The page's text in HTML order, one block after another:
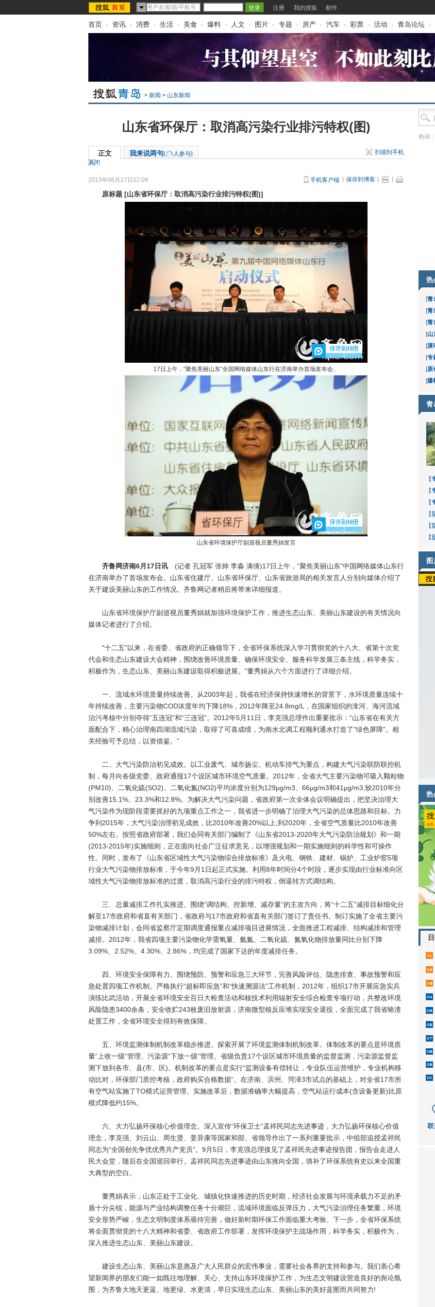
注册 我的搜狐 邮件
首页 - 资讯 - 消费 - 生活 - 美食 - 爆料 - 人文 - 图片 - 专题 - 房产 - 汽车 - 彩票 - 活动 - 青岛论坛 -
> 新闻 > 山东新闻
山东省环保厅：取消高污染行业排污特权(图)
正文 我来说两句( 人参与)
扫描到手机
关闭
2013年06月17日22:09
手机客户端 保存到博客
原标题 [山东省环保厅：取消高污染行业排污特权(图)]
2
17日上午，“聚焦美丽山东”全国网络媒体山东行在济南举办首场发布会。
2
山东省环境保护厅副巡视员董秀娟发言
齐鲁网济南6月17日讯 (记者 孔冠军 张帅 李淼 满倩)17日上午，“聚焦美丽山东”中国网络媒体山东行
在济南举办了首场发布会。山东省住建厅、山东省环保厅、山东省旅游局的相关发言人分别向媒体介绍了
关于建设美丽山东的工作情况。齐鲁网记者稍后将带来详细报道。
山东省环境保护厅副巡视员董秀娟就加强环境保护工作，推进生态山东、美丽山东建设的有关情况向
媒体记者进行了介绍。
"十二五"以来，在省委、省政府的正确领导下，全省环保系统深入学习贯彻党的十八大、省第十次党
代会和生态山东建设大会精神，围绕改善环境质量、确保环境安全、服务科学发展三条主线，科学务实，
积极作为，生态山东、美丽山东建设取得积极进展。”董秀娟从六个方面进行了详细介绍。
一、流域水环境质量持续改善。从2003年起，我省在经济保持快速增长的背景下，水环境质量连续十
年持续改善，主要污染物COD浓度年均下降18%，2012年降至24.8mg/L，在国家组织的淮河、海河流域
治污考核中分别夺得“五连冠”和“三连冠”。2012年5月11日，李克强总理作出重要批示：“山东省在有关方
面配合下，精心治理南四湖流域污染，取得了可喜成绩，为南水北调工程顺利通水打造了"绿色屏障"。相
关经验可予总结，以资借鉴。”
二、大气污染防治初见成效。以工业废气、城市扬尘、机动车排气为重点，构建大气污染联防联控机
制，每月向各级党委、政府通报17个设区城市环境空气质量。2012年，全省大气主要污染物可吸入颗粒物
(PM10)、二氧化硫(SO2)、二氧化氮(NO2)平均浓度分别为129μg/m3、66μg/m3和41μg/m3,较2010年分
别改善15.1%、23.3%和12.8%。为解决大气污染问题，省政府第一次全体会议明确提出，把坚决治理大
气污染作为现阶段需要抓好的九项重点工作之一，我省进一步明确了治理大气污染的总体思路和目标。力
争到2015年，大气污染治理初见成效，比2010年改善20%以上;到2020年，全省空气质量比2010年改善
50%左右。按照省政府部署，我们会同有关部门编制了《山东省2013-2020年大气污染防治规划》和一期
(2013-2015年)实施细则，正在面向社会广泛征求意见，以增强规划和一期实施细则的科学性和可操作
性。同时，发布了《山东省区域性大气污染物综合排放标准》及火电、钢铁、建材、锅炉、工业炉窑5项
行业大气污染物排放标准，于今年9月1日起正式实施。利用8年时间分4个时段，逐步实现由行业标准向区
域性大气污染物排放标准的过渡，取消高污染行业的排污特权，倒逼转方式调结构。
三、总量减排工作扎实推进。围绕“调结构、控新增、减存量”的主攻方向，将“十二五”减排目标细化分
解至17市政府和省直有关部门，省政府与17市政府和省直有关部门签订了责任书。制订实施了全省主要污
染物减排计划，会同省监察厅定期调度通报重点减排项目进展情况，全面推进工程减排、结构减排和管理
减排。2012年，我省四项主要污染物化学需氧量、氨氮、二氧化硫、氮氧化物排放量同比分别下降
3.09%、2.52%、4.30%、2.86%，均完成了国家下达的年度减排任务。
四、环境安全保障有力。围绕预防、预警和应急三大环节，完善风险评估、隐患排查、事故预警和应
急处置四项工作机制。严格执行“超标即应急”和“快速溯源法”工作机制，2012年，组织17市开展应急实兵
演练比武活动，开展全省环境安全百日大检查活动和核技术利用辐射安全综合检查专项行动，共整改环境
风险隐患3400余条，安全收贮243枚废旧放射源，济南微型核反应堆实现安全退役，全面完成了我省铬渣
处置工作，全省环境安全得到有效保障。
五、环境监测体制机制改革稳步推进。探索开展了环境监测体制机制改革。体制改革的要点是环境质
量“上收一级”管理、污染源“下放一级”管理。省级负责17个设区城市环境质量的监督监测，污染源监督监
测下放到各市、县(市、区)。机制改革的要点是实行“监测设备有偿转让，专业队伍运营维护，专业机构移
动比对，环保部门质控考核，政府购买合格数据”。在济南、滨州、菏泽3市试点的基础上，对全省17市所
有空气站实施了TO模式运营管理。实施改革后，数据准确率大幅提高，空气站运行成本(含设备更新)比原
模式降低约15%。
六、大力弘扬环保核心价值理念。深入宣传“环保卫士”孟祥民同志先进事迹，大力弘扬环保核心价值
理念，李克强、刘云山、周生贤、姜异康等国家和部、省领导作出了一系列重要批示，中组部追授孟祥民
同志为“全国创先争优优秀共产党员”。9月5日，李克强总理接见了孟祥民先进事迹报告团，报告会走进人
民大会堂，随后在全国巡回举行。孟祥民同志先进事迹由山东推向全国，填补了环保系统有史以来全国重
大典型的空白。
董秀娟表示，山东正处于工业化、城镇化快速推进的历史时期，经济社会发展与环境承载力不足的矛
盾十分尖锐，能源与产业结构调整任务十分艰巨，流域环境面临反弹压力，大气污染治理任务繁重，环境
安全形势严峻，生态文明制度体系亟待完善，做好新时期环保工作面临重大考验。下一步，全省环保系统
将全面贯彻党的十八大精神和省委、省政府工作部署，发挥环境保护主战场作用，科学务实，积极作为，
深入推进生态山东、美丽山东建设。
建设生态山东、美丽山东是惠及广大人民群众的宏伟事业，需要社会各界的支持和参与。我们衷心希
望新闻界的朋友们能一如既往地理解、关心、支持山东环境保护工作，为生态文明建设营造良好的舆论氛
围，为齐鲁大地天更蓝、地更绿、水更清，早日实现生态山东、美丽山东的美好蓝图而共同努力!
热词
热
[青
[青
[青
[山
[滚
[专
[原
[爆
青
【
【
【
【
【
【
热